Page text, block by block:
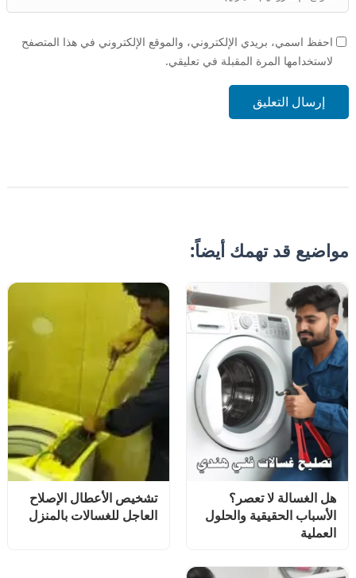
احفظ اسمي، بريدي الإلكتروني، والموقع الإلكتروني في هذا المتصفح
لاستخدامها المرة المقبلة في تعليقي.
إرسال التعليق
مواضيع قد تهمك أيضاً:
هل الغسالة لا تعصر؟
الأسباب الحقيقية والحلول
العملية
تشخيص الأعطال الإصلاح
العاجل للغسالات بالمنزل